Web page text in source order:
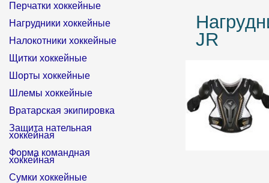
Перчатки хоккейные
Нагрудники хоккейные
Налокотники хоккейные
Щитки хоккейные
Шорты хоккейные
Шлемы хоккейные
Вратарская экипировка
Защита нательная
хоккейная
Форма командная
хоккейная
Сумки хоккейные
JR